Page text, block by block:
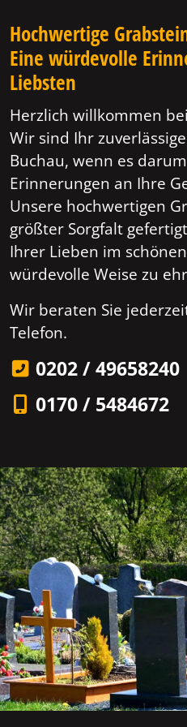
Hochwertige
Eine würdevolle
Liebsten
Herzlich willkommen
Wir sind Ihr
Buchau, wenn es
Erinnerungen an Ihre
Unsere hochwertigen
größter Sorgfalt
Ihrer Lieben im
würdevolle Weise zu
Wir beraten Sie
Telefon.
0202 / 49658240
0170 / 5484672